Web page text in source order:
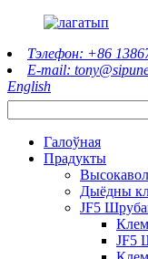
Тэлефон: +86
E-mail:
English
Галоўная
Прадукты
Дыёдны
JF5
JF5